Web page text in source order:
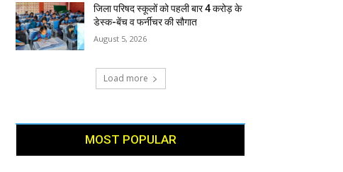
जिला परिषद स्कूलों को पहली बार 4 करोड़ के
डेस्क-बेंच व फर्नीचर की सौगात
August 5, 2026
Load more
MOST POPULAR